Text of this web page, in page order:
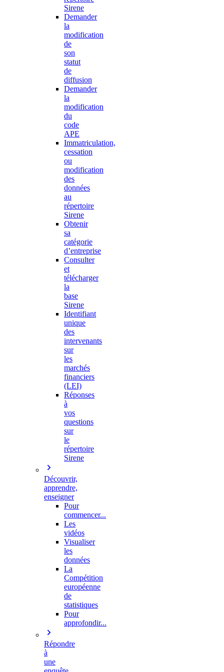
Sirene
Demander
la
modification
de
son
statut
de
diffusion
Demander
la
modification
du
code
APE
Immatriculation,
cessation
ou
modification
des
données
au
répertoire
Sirene
Obtenir
sa
catégorie
d’entreprise
Consulter
et
télécharger
la
base
Sirene
Identifiant
unique
des
intervenants
sur
les
marchés
financiers
(LEI)
Réponses
à
vos
questions
sur
le
répertoire
Sirene
Découvrir,
apprendre,
enseigner
Pour
commencer...
Les
vidéos
Visualiser
les
données
La
Compétition
européenne
de
statistiques
Pour
approfondir...
Répondre
à
une